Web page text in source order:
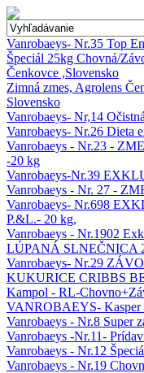
Vanrobaeys- Nr.35 Top
Špeciál 25kg Chovná/
Čenkovce ,Slovensko
Zimná zmes, Agrolens
Slovensko
Vanrobaeys- Nr,14
Vanrobaeys- Nr.26 Dieta
Vanrobaeys - Nr.23 -
-20 kg
Vanrobaeys-Nr.39
Vanrobaeys - Nr. 27 -
Vanrobaeys- Nr.698
P.&L.- 20 kg,
Vanrobaeys - Nr.1902
LÚPANÁ SLNEČNICA
Vanrobaeys- Nr.29
KUKURICE CRIBBS
Kampol - RL-
VANROBAEYS- Kasper
Vanrobaeys - Nr.8 Super
Vanrobaeys -Nr.11-
Vanrobaeys - Nr.12
Vanrobaeys - Nr.19